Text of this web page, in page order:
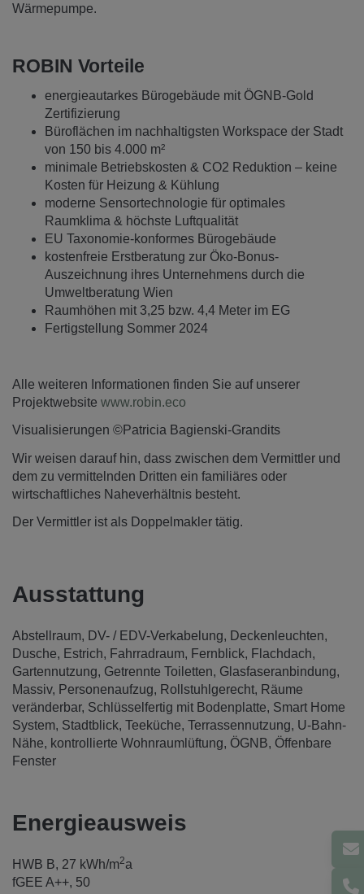
Wärmepumpe.
ROBIN Vorteile
energieautarkes Bürogebäude mit ÖGNB-Gold
Zertifizierung
Büroflächen im nachhaltigsten Workspace der Stadt
von 150 bis 4.000 m²
minimale Betriebskosten & CO2 Reduktion – keine
Kosten für Heizung & Kühlung
moderne Sensortechnologie für optimales
Raumklima & höchste Luftqualität
EU Taxonomie-konformes Bürogebäude
kostenfreie Erstberatung zur Öko-Bonus-
Auszeichnung ihres Unternehmens durch die
Umweltberatung Wien
Raumhöhen mit 3,25 bzw. 4,4 Meter im EG
Fertigstellung Sommer 2024
Alle weiteren Informationen finden Sie auf unserer
Projektwebsite www.robin.eco
Visualisierungen ©Patricia Bagienski-Grandits
Wir weisen darauf hin, dass zwischen dem Vermittler und
dem zu vermittelnden Dritten ein familiäres oder
wirtschaftliches Naheverhältnis besteht.
Der Vermittler ist als Doppelmakler tätig.
Ausstattung
Abstellraum DV- / EDV-Verkabelung
Deckenleuchten
Dusche
Estrich Fahrradraum Fernblick
Flachdach
Gartennutzung Getrennte Toiletten Glasfaseranbindung
Massiv
Personenaufzug Rollstuhlgerecht
Räume
veränderbar Schlüsselfertig mit Bodenplatte Smart Home
System Stadtblick Teeküche Terrassennutzung U-Bahn-
Nähe
kontrollierte Wohnraumlüftung ÖGNB Öffenbare
Fenster
Energieausweis
HWB B, 27 kWh/m2a
fGEE A++, 50